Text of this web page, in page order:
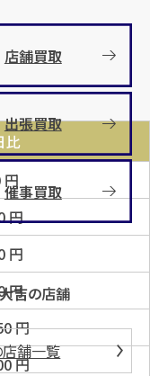
比
円
円
円
円
円
円
店舗買取
出張買取
催事買取
吉の店舗
舗一覧